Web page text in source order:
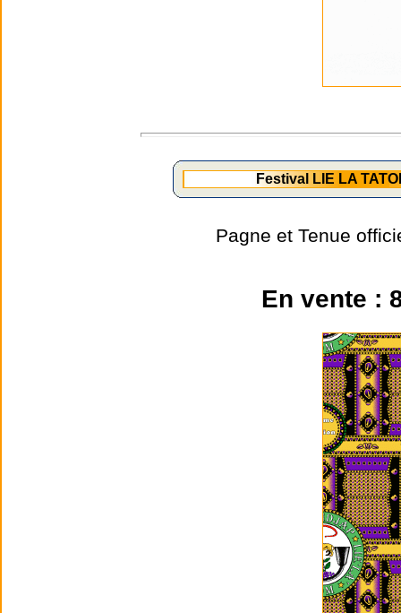
Festival LIE LA
Pagne et Tenue
En vente :